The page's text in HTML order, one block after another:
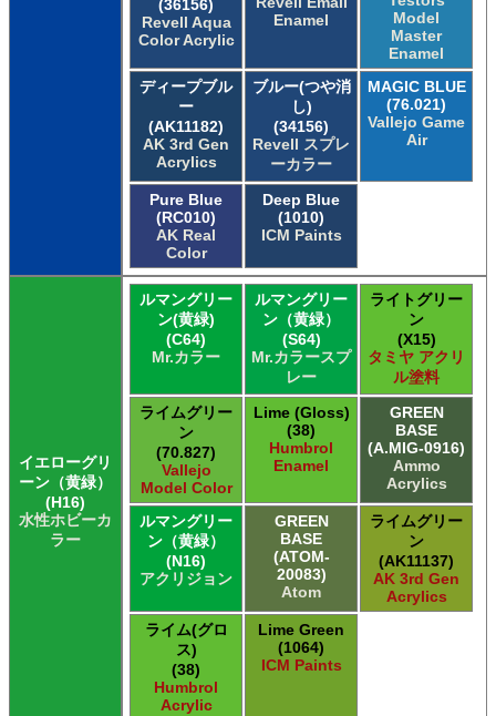
(36156)
Revell Aqua
Color Acrylic
Enamel
Model
Master
Enamel
ディープブル
ー
(AK11182)
AK 3rd Gen
Acrylics
ブルー(つや消
し)
(34156)
Revell スプレ
ーカラー
MAGIC BLUE
(76.021)
Vallejo Game
Air
Pure Blue
(RC010)
AK Real
Color
Deep Blue
(1010)
ICM Paints
イエローグリ
ーン（黄緑）
(H16)
水性ホビーカ
ラー
ルマングリー
ン(黄緑)
(C64)
Mr.カラー
ルマングリー
ン（黄緑）
(S64)
Mr.カラースプ
レー
ライトグリー
ン
(X15)
タミヤ アクリ
ル塗料
ライムグリー
ン
(70.827)
Vallejo
Model Color
Lime (Gloss)
(38)
Humbrol
Enamel
GREEN
BASE
(A.MIG-0916)
Ammo
Acrylics
ルマングリー
ン（黄緑）
(N16)
アクリジョン
GREEN
BASE
(ATOM-
20083)
Atom
ライムグリー
ン
(AK11137)
AK 3rd Gen
Acrylics
ライム(グロ
ス)
(38)
Humbrol
Acrylic
Lime Green
(1064)
ICM Paints